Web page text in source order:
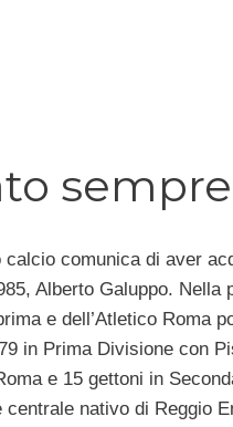
calcio comunica di aver
Alberto Galuppo. Nella
e dell’Atletico Roma
in Prima Divisione con
e 15 gettoni in
centrale nativo di Reggio